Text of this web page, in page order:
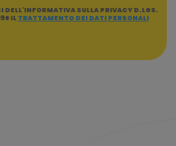
DELL'INFORMATIVA SULLA PRIVACY D.LGS.
IL TRATTAMENTO DEI DATI PERSONALI